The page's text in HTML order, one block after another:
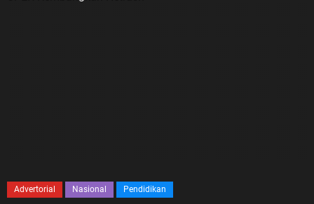
Advertorial Nasional Pendidikan